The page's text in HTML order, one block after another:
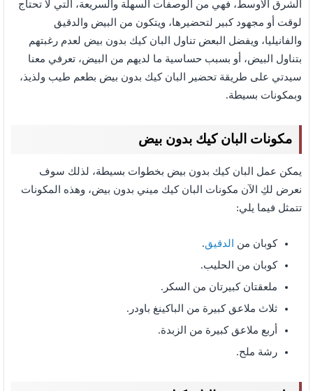
الشرق الأوسط، فهي من الوصفات السهلة والسريعة، التي لا تحتاج
لوقت أو مجهود كبير لتحضيرها، ويتكون من البيض والدقيق
والفانيليا، ويفضل البعض تناول البان كيك بدون بيض لعدم رغبتهم
بتناول البيض، أو بسبب حساسية ما لديهم من البيض، تعرفي معنا
سيدتي على طريقة تحضير البان كيك بدون بيض بطعم طيب ولذيذ،
وبمكونات بسيطة.
مكونات البان كيك بدون بيض
يمكن عمل البان كيك بدون بيض بخطوات بسيطة، لذلك سوف
نعرض لكِ الآن مكونات البان كيك ميني بدون بيض، وهذه المكونات
تتمثل فيما يلي:
كوبان من الدقيق.
كوبان من الحليب.
ملعقتان كبيرتان من السكر.
ثلاث ملاعق كبيرة من الباكينغ باودر.
أربع ملاعق كبيرة من الزبدة.
رشة ملح.